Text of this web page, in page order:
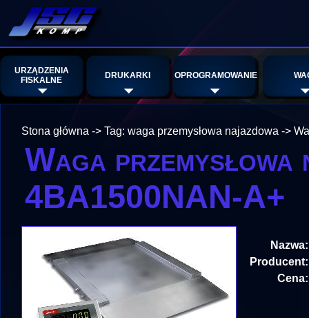
URZĄDZENIA
FISKALNE
DRUKARKI OPROGRAMOWANIE
Stona główna -> Tag: waga przemysłowa najazdowa ->
Waga
4BA1500NAN-A+
Nazwa:
Producent:
Cena: